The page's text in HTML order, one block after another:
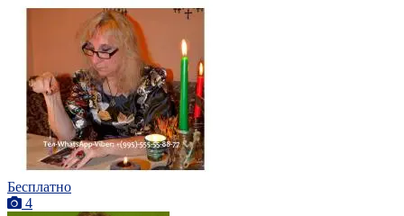
Бесплатно
4